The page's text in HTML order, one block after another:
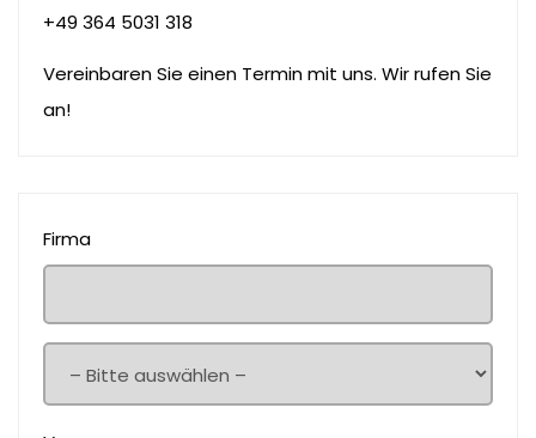
+49 364 5031 318
Vereinbaren Sie einen Termin mit uns. Wir rufen Sie
an!
Firma